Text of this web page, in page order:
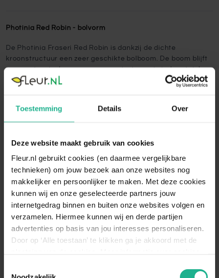
Toestemming Details Over
Deze website maakt gebruik van cookies
Fleur.nl gebruikt cookies (en daarmee vergelijkbare
technieken) om jouw bezoek aan onze websites nog
makkelijker en persoonlijker te maken. Met deze cookies
kunnen wij en onze geselecteerde partners jouw
internetgedrag binnen en buiten onze websites volgen en
verzamelen. Hiermee kunnen wij en derde partijen
advertenties op basis van jou interesses personaliseren.
Door op ‘Alle toestaan’ te klikken ga je akkoord met de
decookieverklaring op onze website.
Photinia Red Robin - bolvorm
De Photinia Fraseri Red Robin is dankzij de dichte
kroonstructuur een zeer geschikte bolboom. De boom blijft
compact en is daarmee een aanwinst voor in iedere tuin!
Lees volledige omschrijving
Bloemkleur Wit
Bloeitijd Juni, Mei
Groeisnelheid Gemiddeld
Onderhoud Eenvoudig
Snoeien Ja